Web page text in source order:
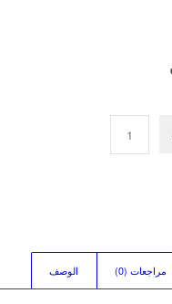
الوصف مراجعات (0)